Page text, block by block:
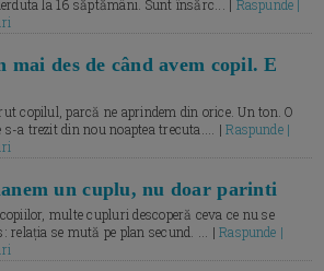
la 16 săptămâni. Sunt însărc... | Raspunde |
mai des de când avem copil. E
copilul, parcă ne aprindem din orice. Un ton. O
s-a trezit din nou noaptea trecuta.... |Raspunde |
un cuplu, nu doar parinti
multe cupluri descoperă ceva ce nu se
relația se mută pe plan secund. ... |Raspunde |